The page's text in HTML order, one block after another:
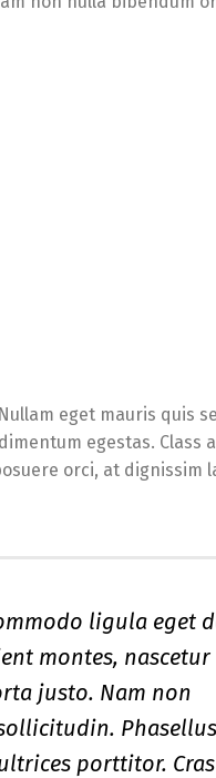
eget mauris quis
egestas. Class
orci, at dignissim
ligula eget
montes, nascetur
justo. Nam non
Phasellus
porttitor. Cras